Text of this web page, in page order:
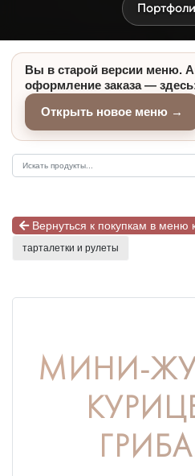
Вы в старой версии меню.
оформление заказа —
Открыть новое меню →
Вернуться к покупкам в меню
тарталетки и рулеты
МИНИ-